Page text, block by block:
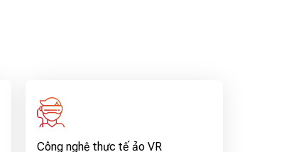
Công nghệ thực tế ảo VR